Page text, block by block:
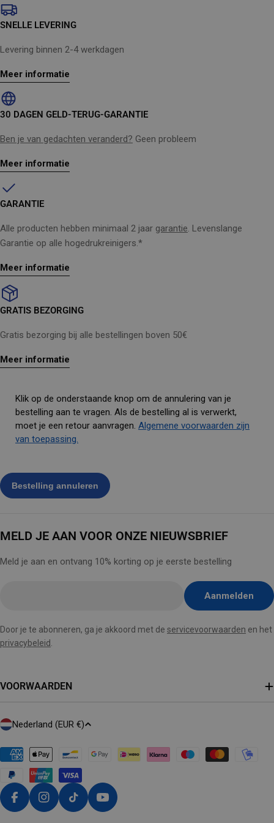
SNELLE LEVERING
Levering binnen 2-4 werkdagen
Meer informatie
30 DAGEN GELD-TERUG-GARANTIE
Ben je van gedachten veranderd? Geen probleem
Meer informatie
GARANTIE
Alle producten hebben minimaal 2 jaar garantie. Levenslange
Garantie op alle hogedrukreinigers.*
Meer informatie
GRATIS BEZORGING
Gratis bezorging bij alle bestellingen boven 50€
Meer informatie
Klik op de onderstaande knop om de annulering van je
bestelling aan te vragen. Als de bestelling al is verwerkt,
moet je een retour aanvragen. Algemene voorwaarden zijn
van toepassing.
MELD JE AAN VOOR ONZE NIEUWSBRIEF
Meld je aan en ontvang 10% korting op je eerste bestelling
invoegen
Aanmelden
Door je te abonneren, ga je akkoord met de servicevoorwaarden en het
privacybeleid
VOORWAARDEN
L
/
R
Nederland (EUR €)
FacebookInstagram
Tiktok Youtube